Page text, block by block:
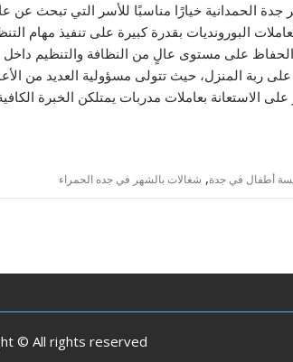
الحمدانية خيارًا مناسبًا للأسر التي تبحث عن
البورونديات بقدرة كبيرة على تنفيذ مهام
الحفاظ على مستوى عالٍ من النظافة والتنظيم
ربة المنزل، حيث تتولى مسؤولية العديد من
الاستعانة بعاملات مدربات يمتلكن الخبرة
أطفال في جدة, شغالات بالشهر في جده الحمراء
© All rights reserved